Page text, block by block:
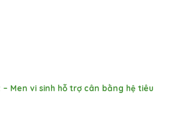
– Men vi sinh hỗ trợ cân bằng hệ tiêu